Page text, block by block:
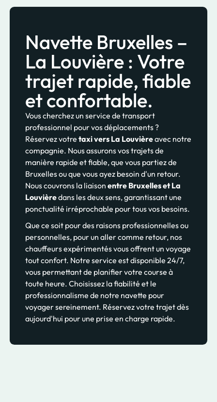
Navette Bruxelles –
La Louvière : Votre
trajet rapide, fiable
et confortable.
Vous cherchez un service de transport
professionnel pour vos déplacements ?
Réservez votretaxi vers La Louvièreavec notre
compagnie. Nous assurons vos trajets de
manière rapide et fiable, que vous partiez de
Bruxelles ou que vous ayez besoin d'un retour.
Nous couvrons la liaisonentre Bruxelles et La
Louvièredans les deux sens, garantissant une
ponctualité irréprochable pour tous vos besoins.
Que ce soit pour des raisons professionnelles ou
personnelles, pour un aller comme retour, nos
chauffeurs expérimentés vous offrent un voyage
tout confort. Notre service est disponible 24/7,
vous permettant de planifier votre course à
toute heure. Choisissez la fiabilité et le
professionnalisme de notre navette pour
voyager sereinement. Réservez votre trajet dès
aujourd'hui pour une prise en charge rapide.